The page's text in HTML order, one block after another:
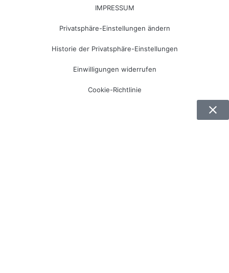
IMPRESSUM
Privatsphäre-Einstellungen ändern
Historie der Privatsphäre-Einstellungen
Einwilligungen widerrufen
Cookie-Richtlinie